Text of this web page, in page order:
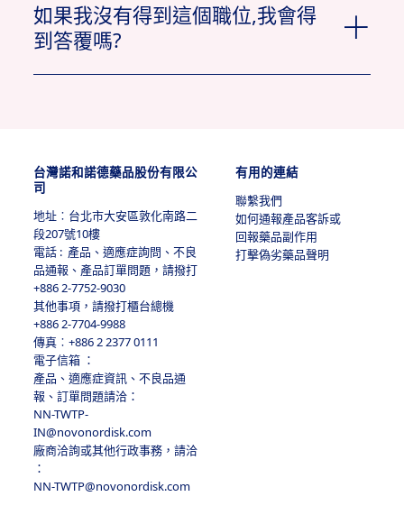
功能表
「作業應
用手
檢視應用程式的狀態
如果我沒有得到這個職位,我會得
到答覆嗎?
「 檢視設定檔」 ,
已套用的作業」。
台灣諾和諾德藥品股份有限公
司
地址︰台北市大安區敦化南路二
段207號10­樓
電話 : 產品、適應症詢問、不良
品通報、產品訂單問題，請撥打
+886 2-7752-9030
其他事項，請撥打櫃台總機
+886 2-7704-9988
傳真︰+886 2 2377 0111
電子信箱 ：
產品、適應症資訊、不良品通
報、訂單問題請洽：
NN-TWTP-
IN@novonordisk.com
廠商洽詢或其他行政事務，請洽
：
NN-TWTP@novonordisk.com
有用的連結
聯繫我們
如何通報產品客訴或
回報藥品副作用
打擊偽劣藥品聲明